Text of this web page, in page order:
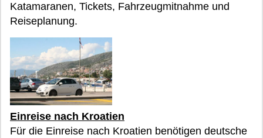
Katamaranen, Tickets, Fahrzeugmitnahme und
Reiseplanung.
Einreise nach Kroatien
Für die Einreise nach Kroatien benötigen deutsche